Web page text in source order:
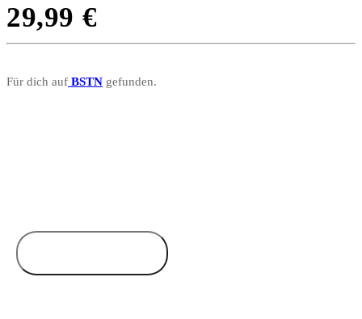
29,99 €
Für dich auf BSTN gefunden.